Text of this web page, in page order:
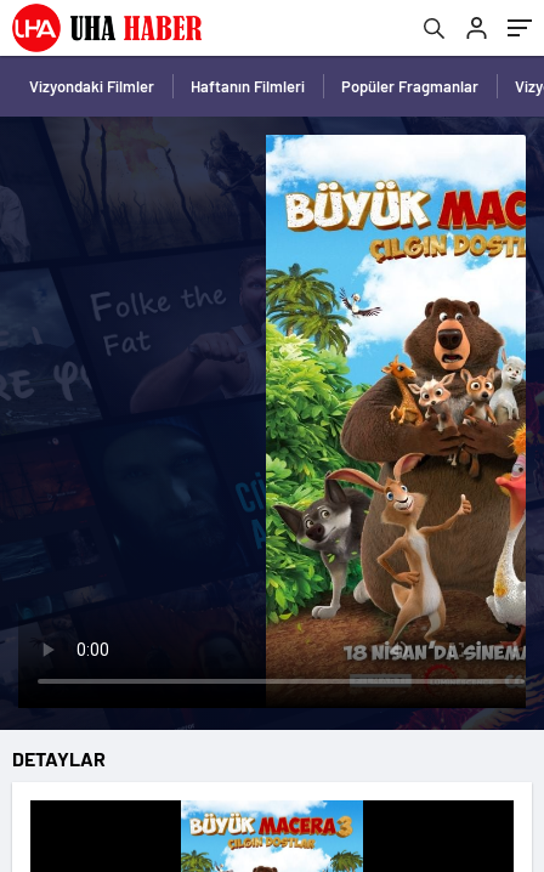
Vizyondaki Filmler Haftanın Filmleri Popüler Fragmanlar
DETAYLAR